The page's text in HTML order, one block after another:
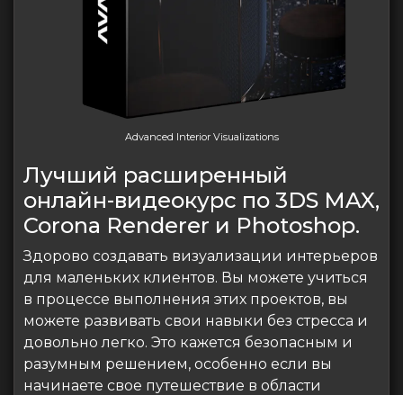
Advanced Interior Visualizations
Лучший расширенный
онлайн-видеокурс по 3DS MAX,
Corona Renderer и Photoshop.
Здорово создавать визуализации интерьеров
для маленьких клиентов. Вы можете учиться
в процессе выполнения этих проектов, вы
можете развивать свои навыки без стресса и
довольно легко. Это кажется безопасным и
разумным решением, особенно если вы
начинаете свое путешествие в области